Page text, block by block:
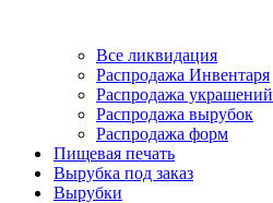
Все ликвидация
Распродажа Инвентаря
Распродажа украшений
Распродажа вырубок
Распродажа форм
Пищевая печать
Вырубка под заказ
Вырубки